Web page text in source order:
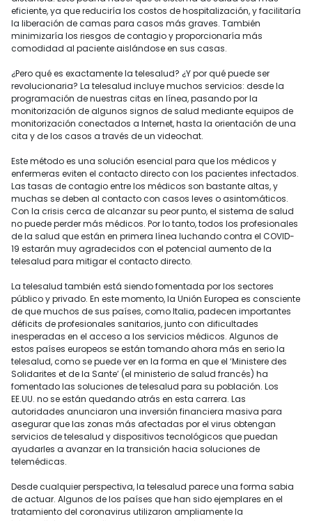
eficiente, ya que reduciría los costos de hospitalización, y facilitaría
la liberación de camas para casos más graves. También
minimizaría los riesgos de contagio y proporcionaría más
comodidad al paciente aislándose en sus casas.
¿Pero qué es exactamente la telesalud? ¿Y por qué puede ser
revolucionaria? La telesalud incluye muchos servicios: desde la
programación de nuestras citas en línea, pasando por la
monitorización de algunos signos de salud mediante equipos de
monitorización conectados a Internet, hasta la orientación de una
cita y de los casos a través de un videochat.
Este método es una solución esencial para que los médicos y
enfermeras eviten el contacto directo con los pacientes infectados.
Las tasas de contagio entre los médicos son bastante altas, y
muchas se deben al contacto con casos leves o asintomáticos.
Con la crisis cerca de alcanzar su peor punto, el sistema de salud
no puede perder más médicos. Por lo tanto, todos los profesionales
de la salud que están en primera línea luchando contra el COVID-
19 estarán muy agradecidos con el potencial aumento de la
telesalud para mitigar el contacto directo.
La telesalud también está siendo fomentada por los sectores
público y privado. En este momento, la Unión Europea es consciente
de que muchos de sus países, como Italia, padecen importantes
déficits de profesionales sanitarios, junto con dificultades
inesperadas en el acceso a los servicios médicos. Algunos de
estos países europeos se están tomando ahora más en serio la
telesalud, como se puede ver en la forma en que el ‘Ministere des
Solidarites et de la Sante’ (el ministerio de salud francés) ha
fomentado las soluciones de telesalud para su población. Los
EE.UU. no se están quedando atrás en esta carrera. Las
autoridades anunciaron una inversión financiera masiva para
asegurar que las zonas más afectadas por el virus obtengan
servicios de telesalud y dispositivos tecnológicos que puedan
ayudarles a avanzar en la transición hacia soluciones de
telemédicas.
Desde cualquier perspectiva, la telesalud parece una forma sabia
de actuar. Algunos de los países que han sido ejemplares en el
tratamiento del coronavirus utilizaron ampliamente la